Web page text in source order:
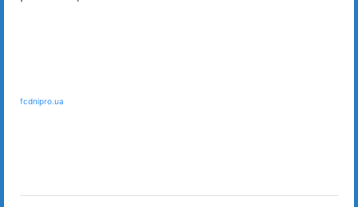
fcdnipro.ua